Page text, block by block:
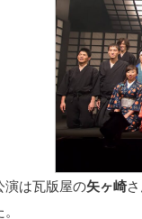
演は瓦版屋の矢ヶ崎